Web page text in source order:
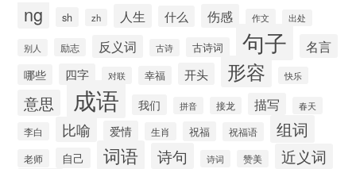
ng sh zh 人生 什么 伤感 作文 出处
别人 励志 反义词 古诗 古诗词 句子 名言
哪些 四字 对联 幸福 开头 形容 快乐
意思 成语 我们 拼音 接龙 描写 春天
李白 比喻 爱情 生肖 祝福 祝福语 组词
老师 自己 词语 诗句 诗词 赞美 近义词